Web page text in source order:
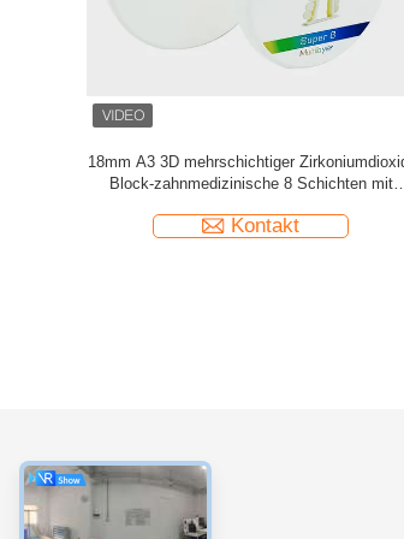
Zirkoniumdioxid-Block-Diskette 1200 MPA
zahnmedizinische mehrschichtige für
Kontakt
Kategorien